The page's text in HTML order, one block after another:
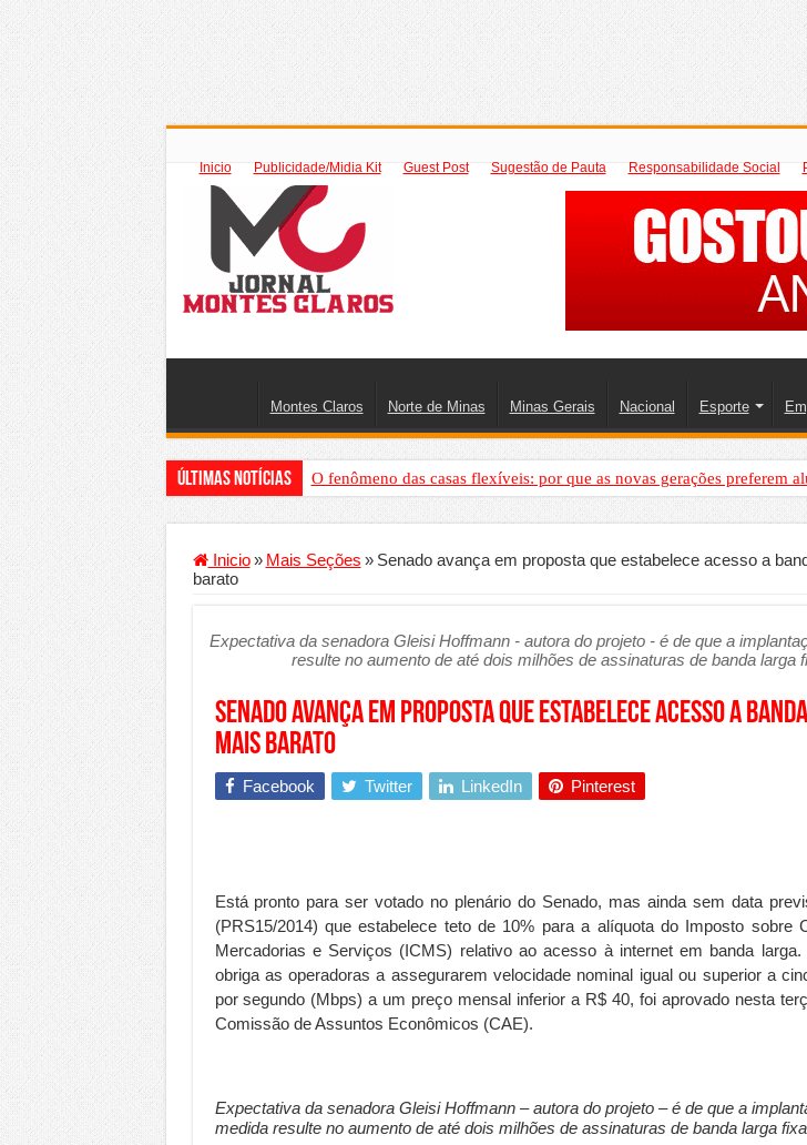
Inicio Publicidade/Midia Kit Guest Post Sugestão de Pauta Responsabilidade Social
Montes Claros Norte de Minas Minas Gerais Nacional Esporte
Últimas Notícias O fenômeno das casas flexíveis: por que as novas gerações preferem
Criador de Sites ou VPS: como saber a hora certa de evoluir sua
Conheça a melhor empresa de transfer passeios e traslados em Porto
Comércio Interativo ganha força no Brasil com a chegada da
PF e Emissoras Apertam o Cerco Contra Streamings Piratas: Entenda o
De economista a referência nacional: como Jaque Rosa ensina
Marcenaria sob medida: quando vale mais a pena investir em móveis
Serralheria de Alumínio vs. Ferro: guia completo para escolher o portão
Qualidade do produto e percepção do consumidor: como marcas
O Crescimento da Influência de Especialistas Independentes
Inicio » Mais Seções » Senado avança em proposta que estabelece acesso a
barato
Expectativa da senadora Gleisi Hoffmann - autora do projeto - é de que a
resulte no aumento de até dois milhões de assinaturas de banda larga
Senado avança em proposta que estabelece acesso a
mais barato
Facebook Twitter LinkedIn Pinterest
Está pronto para ser votado no plenário do Senado, mas ainda sem data
(PRS15/2014) que estabelece teto de 10% para a alíquota do Imposto sobre
Mercadorias e Serviços (ICMS) relativo ao acesso à internet em banda
obriga as operadoras a assegurarem velocidade nominal igual ou superior a
por segundo (Mbps) a um preço mensal inferior a R$ 40, foi aprovado nesta
Comissão de Assuntos Econômicos (CAE).
Expectativa da senadora Gleisi Hoffmann – autora do projeto – é de que a
medida resulte no aumento de até dois milhões de assinaturas de banda larga fixa